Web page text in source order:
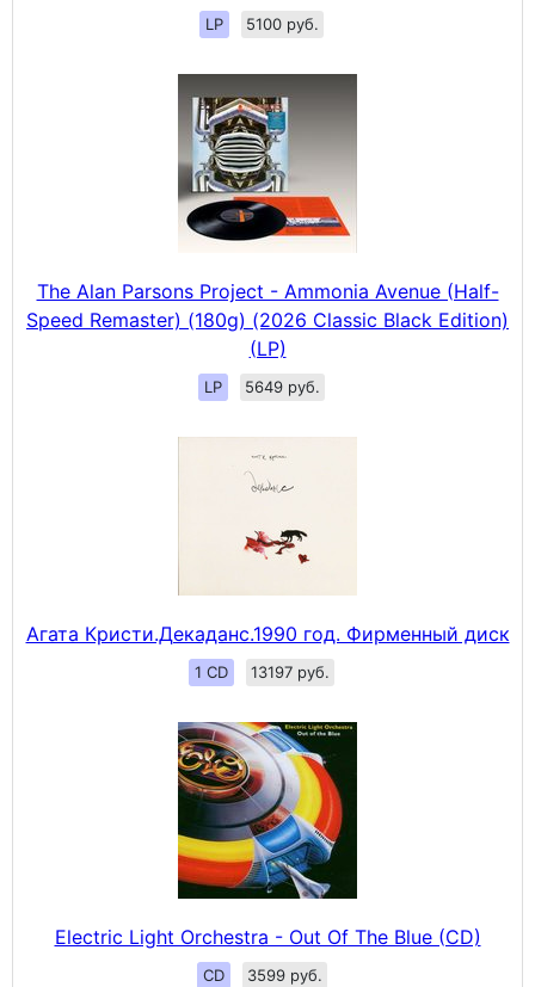
LP 5100 руб.
The Alan Parsons Project - Ammonia Avenue (Half-
Speed Remaster) (180g) (2026 Classic Black Edition)
(LP)
LP 5649 руб.
Агата Кристи.Декаданс.1990 год. Фирменный диск
1 CD 13197 руб.
Electric Light Orchestra - Out Of The Blue (CD)
CD 3599 руб.